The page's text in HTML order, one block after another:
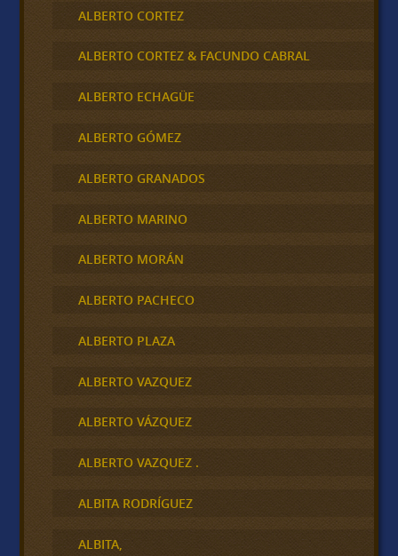
ALBERTO CORTEZ
ALBERTO CORTEZ & FACUNDO CABRAL
ALBERTO ECHAGÜE
ALBERTO GÓMEZ
ALBERTO GRANADOS
ALBERTO MARINO
ALBERTO MORÁN
ALBERTO PACHECO
ALBERTO PLAZA
ALBERTO VAZQUEZ
ALBERTO VÁZQUEZ
ALBERTO VAZQUEZ .
ALBITA RODRÍGUEZ
ALBITA,